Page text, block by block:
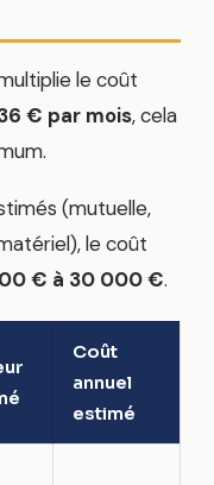
le coût
€ par mois, cela
(mutuelle,
le coût
€ à 30 000 €.
Coût
annuel
estimé